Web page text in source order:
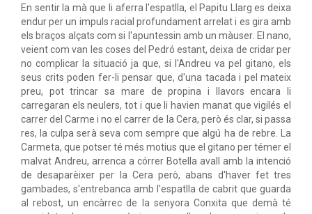
En sentir la mà que li aferra l'espatlla, el Papitu Llarg es deixa
endur per un impuls racial profundament arrelat i es gira amb
els braços alçats com si l'apuntessin amb un màuser. El nano,
veient com van les coses del Pedró estant, deixa de cridar per
no complicar la situació ja que, si l'Andreu va pel gitano, els
seus crits poden fer-li pensar que, d'una tacada i pel mateix
preu, pot trincar sa mare de propina i llavors encara li
carregaran els neulers, tot i que li havien manat que vigilés el
carrer del Carme i no el carrer de la Cera, però és clar, si passa
res, la culpa serà seva com sempre que algú ha de rebre. La
Carmeta, que potser té més motius que el gitano per témer el
malvat Andreu, arrenca a córrer Botella avall amb la intenció
de desaparèixer per la Cera però, abans d'haver fet tres
gambades, s'entrebanca amb l'espatlla de cabrit que guarda
al rebost, un encàrrec de la senyora Conxita que demà té